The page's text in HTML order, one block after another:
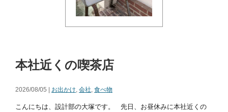
本社近くの喫茶店
2026/08/05 | お出かけ, 会社, 食べ物
こんにちは、設計部の大塚です。 先日、お昼休みに本社近くの